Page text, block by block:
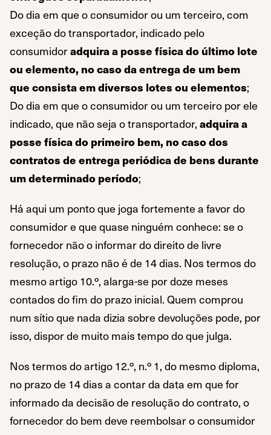
Do dia em que o consumidor ou um terceiro, com
exceção do transportador, indicado pelo
consumidoradquira a posse física do último lote
ou elemento, no caso da entrega de um bem
que consista em diversos lotes ou elementos;
Do dia em que o consumidor ou um terceiro por ele
indicado, que não seja o transportador, adquira a
posse física do primeiro bem, no caso dos
contratos de entrega periódica de bens durante
um determinado período;
Há aqui um ponto que joga fortemente a favor do
consumidor e que quase ninguém conhece: se o
fornecedor não o informar do direito de livre
resolução, o prazo não é de 14 dias. Nos termos do
mesmo artigo 10.º, alarga-se por doze meses
contados do fim do prazo inicial. Quem comprou
num sítio que nada dizia sobre devoluções pode, por
isso, dispor de muito mais tempo do que julga.
Nos termos do artigo 12.º, n.º 1, do mesmo diploma,
no prazo de 14 dias a contar da data em que for
informado da decisão de resolução do contrato, o
fornecedor do bem deve reembolsar o consumidor